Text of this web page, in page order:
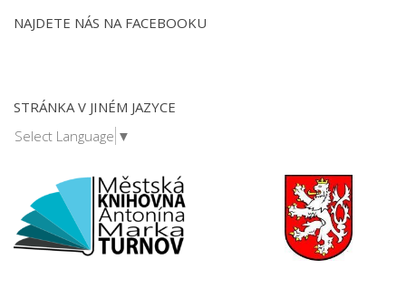
NAJDETE NÁS NA FACEBOOKU
STRÁNKA V JINÉM JAZYCE
Select Language ▼